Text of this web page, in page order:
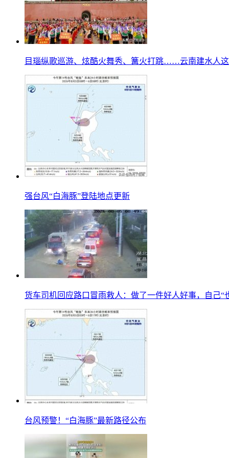
目瑙纵歌巡游、炫酷火舞秀、篝火打跳……云南建水人
强台风“白海豚”登陆地点更新
货车司机回应路口冒雨救人：做了一件好人好事，自己“
台风预警！“白海豚”最新路径公布